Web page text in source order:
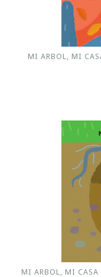
MI ARBOL, MI
MI ARBOL, MI CASA